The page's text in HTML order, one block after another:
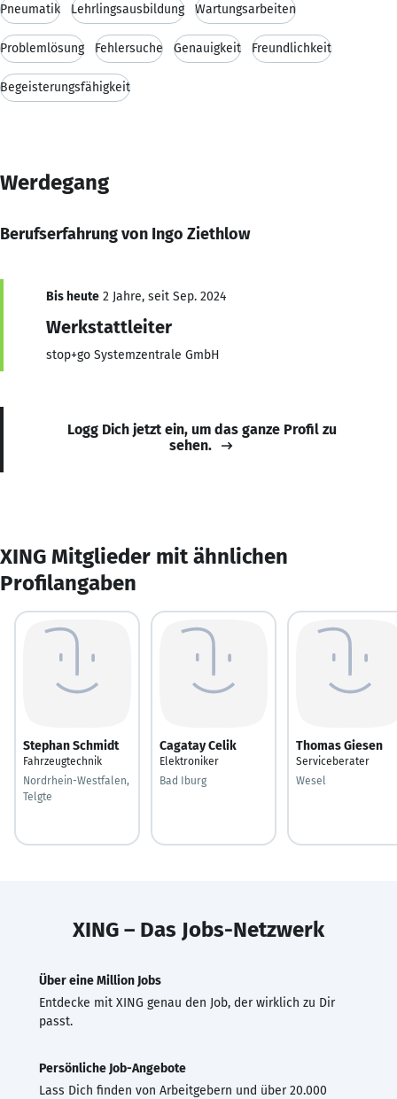
Pneumatik Lehrlingsausbildung Wartungsarbeiten
Problemlösung Fehlersuche Genauigkeit Freundlichkeit
Begeisterungsfähigkeit
Werdegang
Berufserfahrung von Ingo Ziethlow
Bis heute 2 Jahre, seit Sep. 2024
Werkstattleiter
stop+go Systemzentrale GmbH
Logg Dich jetzt ein, um das ganze Profil zu
sehen.
XING Mitglieder mit ähnlichen
Profilangaben
Stephan Schmidt
Fahrzeugtechnik
Nordrhein-Westfalen,
Telgte
Cagatay Celik
Elektroniker
Bad Iburg
Thomas Giesen
Serviceberater
Wesel
XING – Das Jobs-Netzwerk
Über eine Million Jobs
Entdecke mit XING genau den Job, der wirklich zu Dir
passt.
Persönliche Job-Angebote
Lass Dich finden von Arbeitgebern und über 20.000